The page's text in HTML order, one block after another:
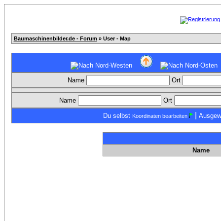
Baumaschinenbilder.de - Forum » User - Map
Name Ort
Name Ort
Du selbst Koordinaten bearbeiten
Name